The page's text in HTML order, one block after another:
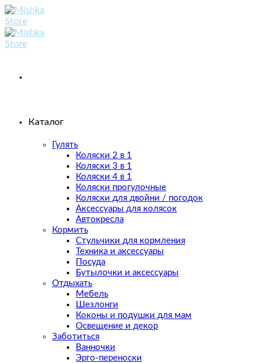
Skip
to
content
Каталог
Гулять
Коляски 2 в 1
Коляски 3 в 1
Коляски 4 в 1
Коляски прогулочные
Коляски для двойни / погодок
Аксессуары для колясок
Автокресла
Кормить
Стульчики для кормления
Техника и аксессуары
Посуда
Бутылочки и аксессуары
Отдыхать
Мебель
Шезлонги
Коконы и подушки для мам
Освещение и декор
Заботиться
Ванночки
Эрго-переноски